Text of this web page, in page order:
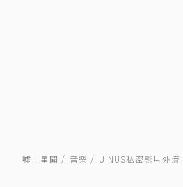
噓！星聞 音樂 U:NUS私密影片外